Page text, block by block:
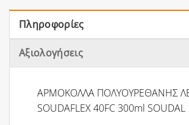
Πληροφορίες
Αξιολογήσεις
ΑΡΜΟΚΟΛΛΑ ΠΟΛΥΟΥΡΕΘΑΝΗΣ
SOUDAFLEX 40FC 300ml SOUDAL